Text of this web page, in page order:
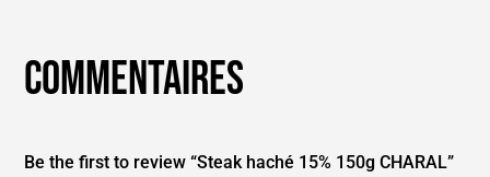
Commentaires
Be the first to review “Steak haché 15% 150g CHARAL”